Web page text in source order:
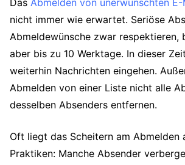
Das Abmelden von unerwünschten E-
nicht immer wie erwartet. Seriöse
Abmeldewünsche zwar respektieren,
aber bis zu 10 Werktage. In dieser
weiterhin Nachrichten eingehen.
Abmelden von einer Liste nicht alle
desselben Absenders entfernen.
Oft liegt das Scheitern am Abmelden
Praktiken: Manche Absender